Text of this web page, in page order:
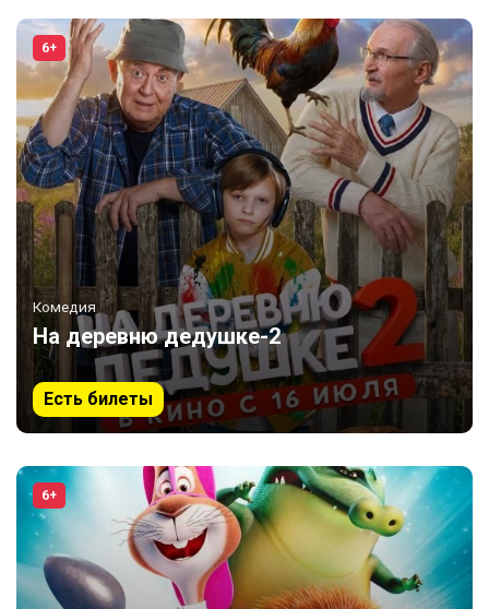
6+
Комедия
На деревню дедушке-2
Есть билеты
6+